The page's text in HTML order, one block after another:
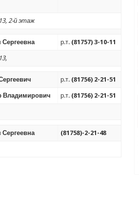
2-й этаж
Сергеевна р.т.(81757) 3-10-11
р.т.(81756) 2-21-51
Владимирович р.т. (81756) 2-21-51
(81758)-2-21-48